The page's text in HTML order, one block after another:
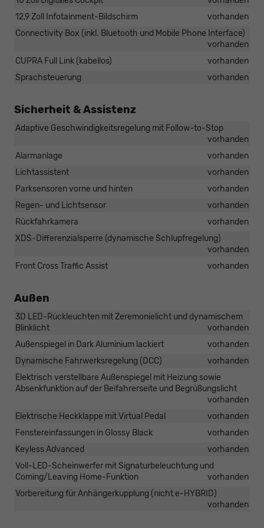
12,9 Zoll Infotainment-Bildschirm
vorhanden
Connectivity Box (inkl. Bluetooth und Mobile Phone Interface)
vorhanden
CUPRA Full Link (kabellos)
vorhanden
Sprachsteuerung
vorhanden
Sicherheit & Assistenz
Adaptive Geschwindigkeitsregelung mit Follow-to-Stop
vorhanden
Alarmanlage
vorhanden
Lichtassistent
vorhanden
Parksensoren vorne und hinten
vorhanden
Regen- und Lichtsensor
vorhanden
Rückfahrkamera
vorhanden
XDS-Differenzialsperre (dynamische Schlupfregelung)
vorhanden
Front Cross Traffic Assist
vorhanden
Außen
3D LED-Rückleuchten mit Zeremonielicht und dynamischem
Blinklicht
vorhanden
Außenspiegel in Dark Aluminium lackiert
vorhanden
Dynamische Fahrwerksregelung (DCC)
vorhanden
Elektrisch verstellbare Außenspiegel mit Heizung sowie
Absenkfunktion auf der Beifahrerseite und Begrüßungslicht
vorhanden
Elektrische Heckklappe mit Virtual Pedal
vorhanden
Fenstereinfassungen in Glossy Black
vorhanden
Keyless Advanced
vorhanden
Voll-LED-Scheinwerfer mit Signaturbeleuchtung und
Coming/Leaving Home-Funktion
vorhanden
Vorbereitung für Anhängerkupplung (nicht e-HYBRID)
vorhanden